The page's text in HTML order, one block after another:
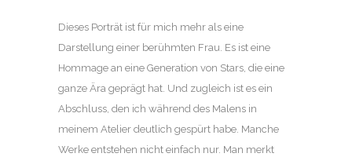
Dieses Porträt ist für mich mehr als eine
Darstellung einer berühmten Frau. Es ist eine
Hommage an eine Generation von Stars, die eine
ganze Ära geprägt hat. Und zugleich ist es ein
Abschluss, den ich während des Malens in
meinem Atelier deutlich gespürt habe. Manche
Werke entstehen nicht einfach nur. Man merkt